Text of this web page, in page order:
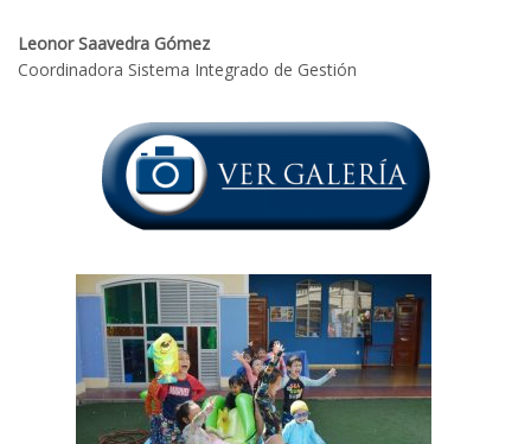
Leonor Saavedra Gómez
Coordinadora Sistema Integrado de Gestión